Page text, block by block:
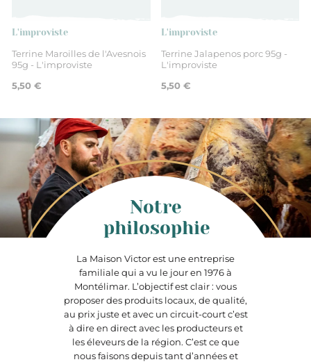
L'improviste
Terrine Maroilles de l'Avesnois
95g - L'improviste
5,50 €
L'improviste
Terrine Jalapenos porc 95g -
L'improviste
5,50 €
La Maison Victor est une entreprise
familiale qui a vu le jour en 1976 à
Montélimar. L’objectif est clair : vous
proposer des produits locaux, de qualité,
au prix juste et avec un circuit-court c’est
à dire en direct avec les producteurs et
les éleveurs de la région. C’est ce que
nous faisons depuis tant d’années et
Notre
philosophie